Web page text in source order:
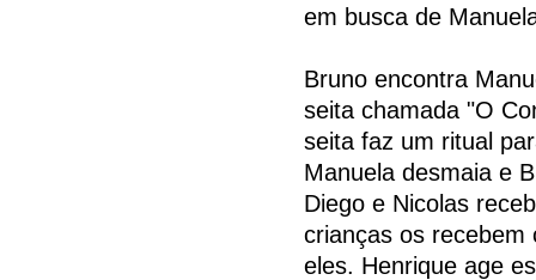
em busca de
Bruno encontra
seita chamada "O
seita faz um ritual
Manuela desmaia e
Diego e Nicolas
crianças os
eles. Henrique age